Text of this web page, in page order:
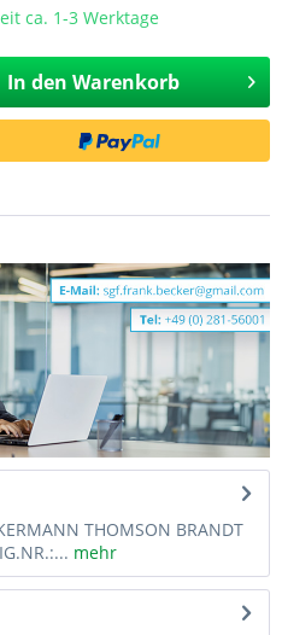
ca. 1-3 Werktage
In den Warenkorb
THOMSON BRANDT
mehr